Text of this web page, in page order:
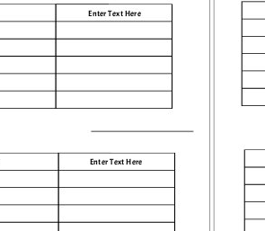
Enter Text Here
Enter Text Here